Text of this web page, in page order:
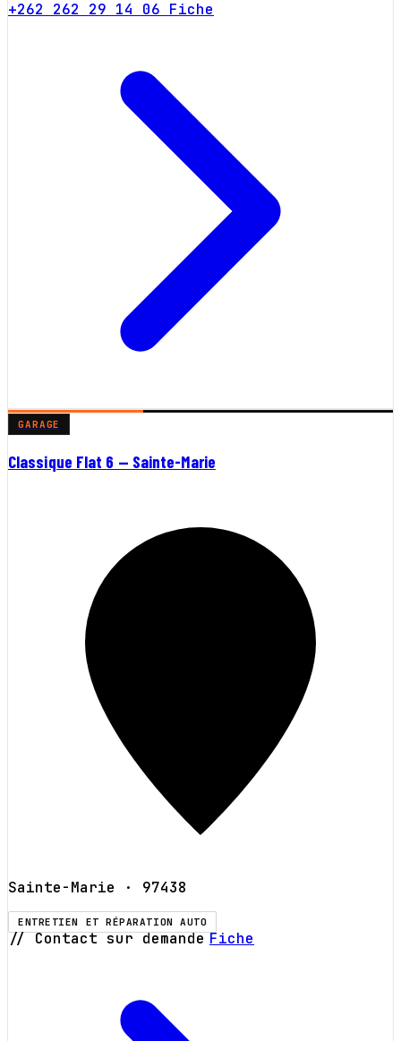
+262 262 29 14 06 Fiche
GARAGE
Classique Flat 6 — Sainte-Marie
Sainte-Marie · 97438
ENTRETIEN ET RÉPARATION AUTO
// Contact sur demande Fiche